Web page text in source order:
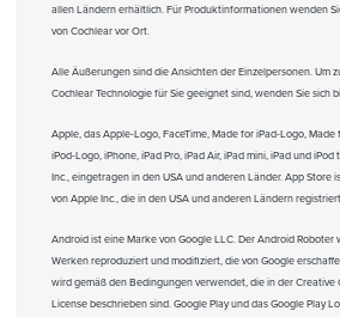
allen Ländern erhältlich. Für Produktinformationen wenden
von Cochlear vor Ort.
Alle Äußerungen sind die Ansichten der Einzelpersonen. Um
Cochlear Technologie für Sie geeignet sind, wenden Sie sich
Apple, das Apple-Logo, FaceTime, Made for iPad-Logo,
iPod-Logo, iPhone, iPad Pro, iPad Air, iPad mini, iPad und
Inc., eingetragen in den USA und anderen Länder. App Store
von Apple Inc., die in den USA und anderen Ländern
Android ist eine Marke von Google LLC. Der Android Roboter
Werken reproduziert und modifiziert, die von Google
wird gemäß den Bedingungen verwendet, die in der Creative
License beschrieben sind. Google Play und das Google Play